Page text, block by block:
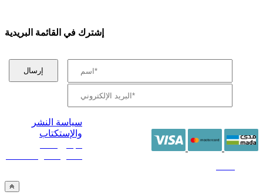
إشترك في القائمة البريدية
سياسة النشر
والإستكتاب